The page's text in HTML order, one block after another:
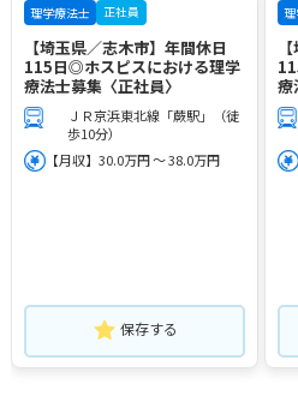
理学療法士 正社員
【埼玉県／志木市】年間休日
115日◎ホスピスにおける理学
療法士募集〈正社員〉
ＪＲ京浜東北線「蕨駅」（徒
歩10分）
【月収】30.0万円 ～ 38.0万円
保存する
療